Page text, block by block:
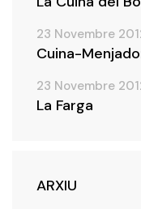
23 Novembre
Cuina-
23 Novembre
La Farga
ARXIU